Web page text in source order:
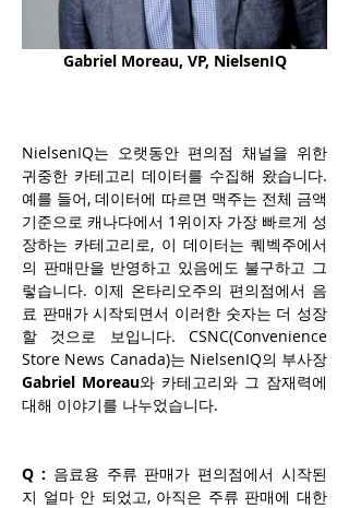
Gabriel Moreau, VP, NielsenIQ
NielsenIQ는 오랫동안 편의점 채널을 위한
귀중한 카테고리 데이터를 수집해 왔습니다.
예를 들어, 데이터에 따르면 맥주는 전체 금액
기준으로 캐나다에서 1위이자 가장 빠르게 성
장하는 카테고리로, 이 데이터는 퀘벡주에서
의 판매만을 반영하고 있음에도 불구하고 그
렇습니다. 이제 온타리오주의 편의점에서 음
료 판매가 시작되면서 이러한 숫자는 더 성장
할 것으로 보입니다. CSNC(Convenience
Gabriel Moreau와 카테고리와 그 잠재력에
대해 이야기를 나누었습니다.
Q : 음료용 주류 판매가 편의점에서 시작된
지 얼마 안 되었고, 아직은 주류 판매에 대한